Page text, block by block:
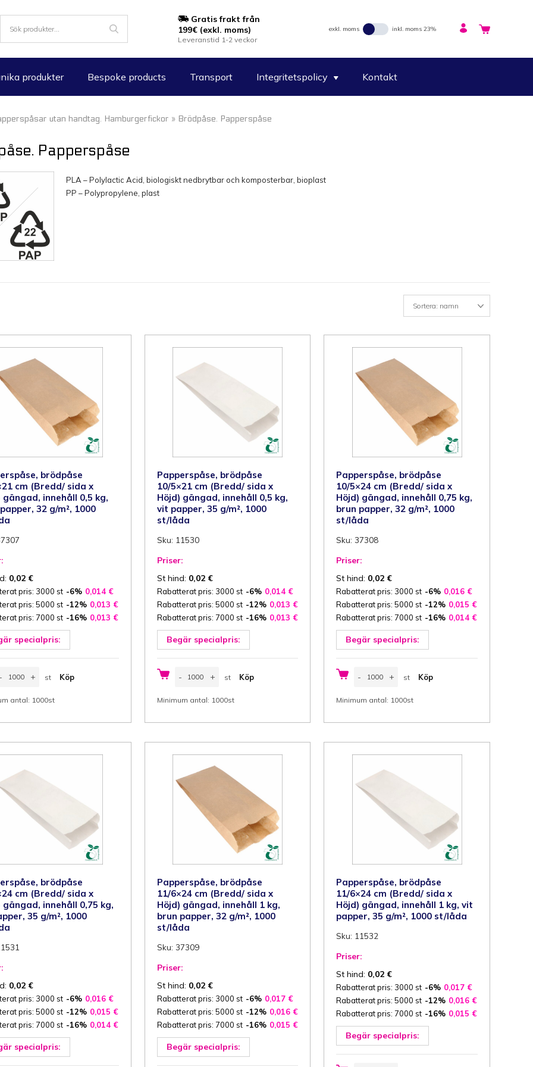
Gratis frakt från
199€ (exkl. moms)
Leveranstid 1-2 veckor
exkl. moms inkl. moms 23%
produkter Bespoke products Transport Integritetspolicy Kontakt
utan handtag. Hamburgerfickor » Brödpåse. Papperspåse
Papperspåse
PLA – Polylactic Acid, biologiskt nedbrytbar och komposterbar, bioplast
PP – Polypropylene, plast
brödpåse
cm (Bredd/ sida x
gängad, innehåll 0,5 kg,
32 g/m², 1000
0,02 €
pris: 3000 st -6% 0,014 €
pris: 5000 st -12% 0,013 €
pris: 7000 st -16% 0,013 €
specialpris:
-
m²,
+ st Köp
antal: 1000st
Papperspåse, brödpåse
10/5×21 cm (Bredd/ sida x
Höjd) gängad, innehåll 0,5 kg,
vit papper, 35 g/m², 1000
st/låda
Sku: 11530
Priser:
St hind: 0,02 €
Rabatterat pris: 3000 st -6% 0,014 €
Rabatterat pris: 5000 st -12% 0,013 €
Rabatterat pris: 7000 st -16% 0,013 €
Begär specialpris:
-
brödpåse
(Bredd/
x
0,5
papper,
35
g/m²,
+ st Köp
Minimum antal: 1000st
Papperspåse, brödpåse
10/5×24 cm (Bredd/ sida x
Höjd) gängad, innehåll 0,75 kg,
brun papper, 32 g/m², 1000
st/låda
Sku: 37308
Priser:
St hind: 0,02 €
Rabatterat pris: 3000 st -6% 0,016 €
Rabatterat pris: 5000 st -12% 0,015 €
Rabatterat pris: 7000 st -16% 0,014 €
Begär specialpris:
-
brödpåse
(Bredd/
x
0,75
papper,
32
g/m²,
+ st Köp
Minimum antal: 1000st
brödpåse
cm (Bredd/ sida x
gängad, innehåll 0,75 kg,
35 g/m², 1000
0,02 €
pris: 3000 st -6% 0,016 €
pris: 5000 st -12% 0,015 €
pris: 7000 st -16% 0,014 €
specialpris:
Papperspåse, brödpåse
11/6×24 cm (Bredd/ sida x
Höjd) gängad, innehåll 1 kg,
brun papper, 32 g/m², 1000
st/låda
Sku: 37309
Priser:
St hind: 0,02 €
Rabatterat pris: 3000 st -6% 0,017 €
Rabatterat pris: 5000 st -12% 0,016 €
Rabatterat pris: 7000 st -16% 0,015 €
Begär specialpris:
Papperspåse, brödpåse
11/6×24 cm (Bredd/ sida x
Höjd) gängad, innehåll 1 kg, vit
papper, 35 g/m², 1000 st/låda
Sku: 11532
Priser:
St hind: 0,02 €
Rabatterat pris: 3000 st -6% 0,017 €
Rabatterat pris: 5000 st -12% 0,016 €
Rabatterat pris: 7000 st -16% 0,015 €
Begär specialpris: